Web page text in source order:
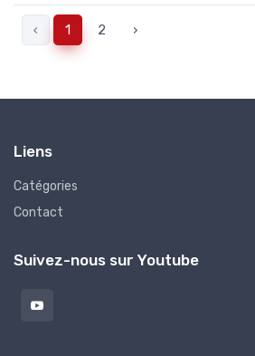
‹ 1 2 ›
Liens
Catégories
Contact
Suivez-nous sur Youtube